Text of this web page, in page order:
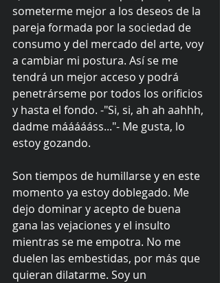
someterme mejor a los deseos de la
pareja formada por la sociedad de
consumo y del mercado del arte, voy
a cambiar mi postura. Así se me
tendrá un mejor acceso y podrá
penetrárseme por todos los orificios
y hasta el fondo. -"Si, si, ah ah aahhh,
dadme máááááss..."- Me gusta, lo
estoy gozando.
Son tiempos de humillarse y en este
momento ya estoy doblegado. Me
dejo dominar y acepto de buena
gana las vejaciones y el insulto
mientras se me empotra. No me
duelen las embestidas, por más que
quieran dilatarme. Soy un